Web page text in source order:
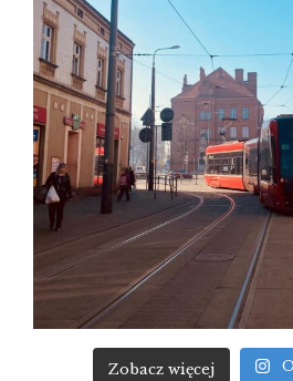
Zobacz więcej